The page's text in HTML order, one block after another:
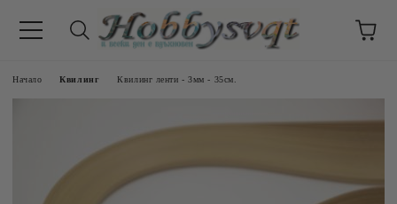
Начало Квилинг Квилинг ленти - 3мм - 35см.